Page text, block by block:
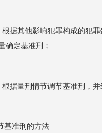
根据其他影响犯罪构成的犯
确定基准刑；
根据量刑情节调节基准刑，
基准刑的方法